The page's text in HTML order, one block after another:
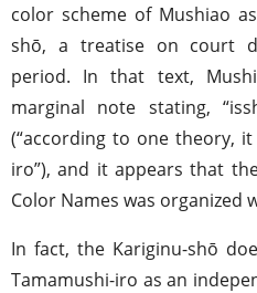
color scheme of Mushiao
shō, a treatise on court
period. In that text,
marginal note stating,
(“according to one theory,
iro”), and it appears that
Color Names was organized
In fact, the Kariginu-shō
Tamamushi-iro as an